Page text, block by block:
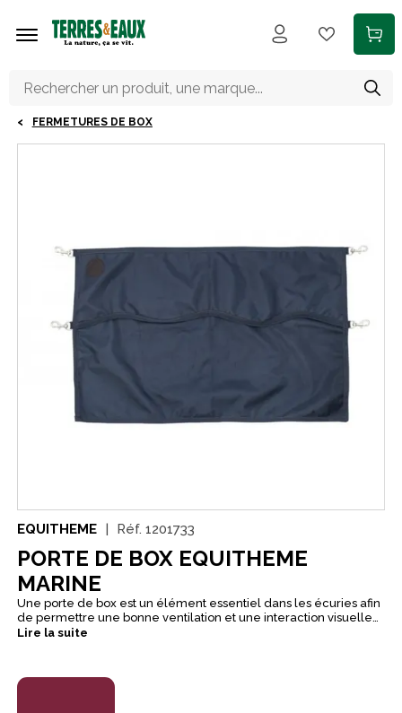
FERMETURES DE BOX
EQUITHEME Réf. 1201733
PORTE DE BOX EQUITHEME
MARINE
Une porte de box est un élément essentiel dans les écuries afin
de permettre une bonne ventilation et une interaction visuelle
avec l'extérieur. Elles sont conçues pour être faciles à
Lire la suite